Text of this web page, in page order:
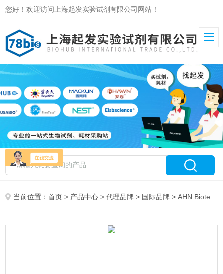
您好！欢迎访问上海起发实验试剂有限公司网站！
当前位置：首页 > 产品中心 >代理品牌 > 国际品牌 > AHN Biotechnologie GmbH 代理